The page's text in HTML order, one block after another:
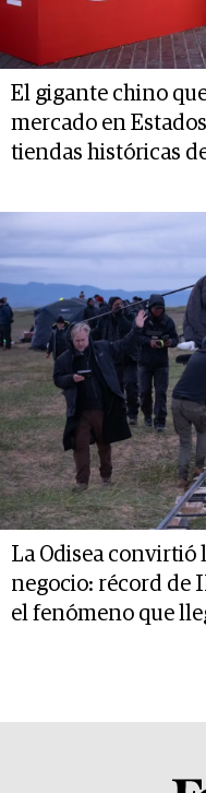
El gigante chino
mercado en
tiendas históricas
La Odisea
negocio: récord de
el fenómeno que